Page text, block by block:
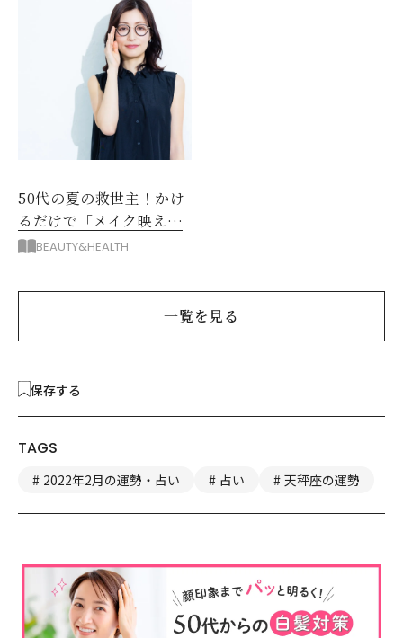
50代の夏の救世主！かけ
るだけで「メイク映え」
する眼鏡
BEAUTY&HEALTH
一覧を見る
保存する
TAGS
2022年2月の運勢・占い 占い 天秤座の運勢